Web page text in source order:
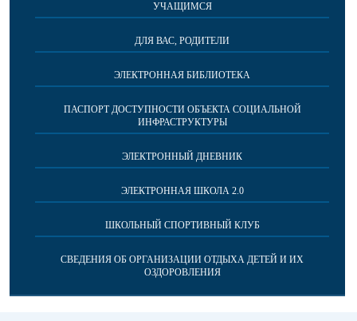
УЧАЩИМСЯ
ДЛЯ ВАС, РОДИТЕЛИ
ЭЛЕКТРОННАЯ БИБЛИОТЕКА
ПАСПОРТ ДОСТУПНОСТИ ОБЪЕКТА СОЦИАЛЬНОЙ
ИНФРАСТРУКТУРЫ
ЭЛЕКТРОННЫЙ ДНЕВНИК
ЭЛЕКТРОННАЯ ШКОЛА 2.0
ШКОЛЬНЫЙ СПОРТИВНЫЙ КЛУБ
СВЕДЕНИЯ ОБ ОРГАНИЗАЦИИ ОТДЫХА ДЕТЕЙ И ИХ
ОЗДОРОВЛЕНИЯ